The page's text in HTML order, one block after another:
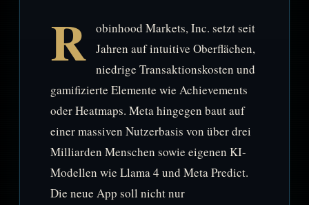
R
obinhood Markets, Inc. setzt seit
Jahren auf intuitive Oberflächen,
niedrige Transaktionskosten und
gamifizierte Elemente wie Achievements
oder Heatmaps. Meta hingegen baut auf
einer massiven Nutzerbasis von über drei
Milliarden Menschen sowie eigenen KI-
Modellen wie Llama 4 und Meta Predict.
Die neue App soll nicht nur